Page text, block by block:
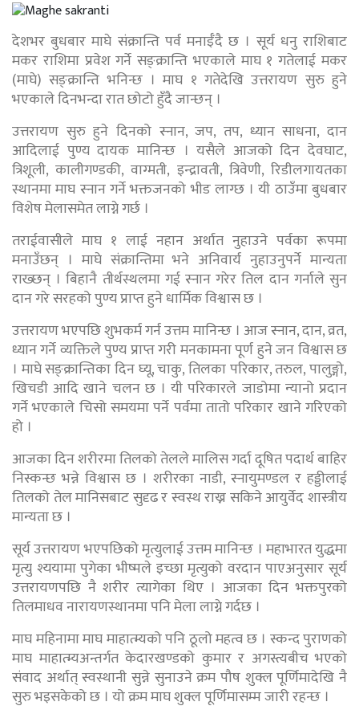
देशभर बुधबार माघे संक्रान्ति पर्व मनाईँदै छ । सूर्य धनु राशिबाट
मकर राशिमा प्रवेश गर्ने सङ्क्रान्ति भएकाले माघ १ गतेलाई मकर
(माघे) सङ्क्रान्ति भनिन्छ । माघ १ गतेदेखि उत्तरायण सुरु हुने
भएकाले दिनभन्दा रात छोटो हुँदै जान्छन् ।
उत्तरायण सुरु हुने दिनको स्नान, जप, तप, ध्यान साधना, दान
आदिलाई पुण्य दायक मानिन्छ । यसैले आजको दिन देवघाट,
त्रिशूली, कालीगण्डकी, वाग्मती, इन्द्रावती, त्रिवेणी, रिडीलगायतका
स्थानमा माघ स्नान गर्ने भक्तजनको भीड लाग्छ । यी ठाउँमा बुधबार
विशेष मेलासमेत लाग्ने गर्छ ।
तराईवासीले माघ १ लाई नहान अर्थात नुहाउने पर्वका रूपमा
मनाउँछन् । माघे संक्रान्तिमा भने अनिवार्य नुहाउनुपर्ने मान्यता
राख्छन् । बिहानै तीर्थस्थलमा गई स्नान गरेर तिल दान गर्नाले सुन
दान गरे सरहको पुण्य प्राप्त हुने धार्मिक विश्वास छ ।
उत्तरायण भएपछि शुभकर्म गर्न उत्तम मानिन्छ । आज स्नान, दान, व्रत,
ध्यान गर्ने व्यक्तिले पुण्य प्राप्त गरी मनकामना पूर्ण हुने जन विश्वास छ
। माघे सङ्क्रान्तिका दिन घ्यू, चाकु, तिलका परिकार, तरुल, पालुङ्गो,
खिचडी आदि खाने चलन छ । यी परिकारले जाडोमा न्यानो प्रदान
गर्ने भएकाले चिसो समयमा पर्ने पर्वमा तातो परिकार खाने गरिएको
हो ।
आजका दिन शरीरमा तिलको तेलले मालिस गर्दा दूषित पदार्थ बाहिर
निस्कन्छ भन्ने विश्वास छ । शरीरका नाडी, स्नायुमण्डल र हड्डीलाई
तिलको तेल मानिसबाट सुदृढ र स्वस्थ राख्न सकिने आयुर्वेद शास्त्रीय
मान्यता छ ।
सूर्य उत्तरायण भएपछिको मृत्युलाई उत्तम मानिन्छ । महाभारत युद्धमा
मृत्यु श्ययामा पुगेका भीष्मले इच्छा मृत्युको वरदान पाएअनुसार सूर्य
उत्तरायणपछि नै शरीर त्यागेका थिए । आजका दिन भक्तपुरको
तिलमाधव नारायणस्थानमा पनि मेला लाग्ने गर्दछ ।
माघ महिनामा माघ माहात्म्यको पनि ठूलो महत्व छ । स्कन्द पुराणको
माघ माहात्म्यअन्तर्गत केदारखण्डको कुमार र अगस्त्यबीच भएको
संवाद अर्थात् स्वस्थानी सुन्ने सुनाउने क्रम पौष शुक्ल पूर्णिमादेखि नै
सुरु भइसकेको छ । यो क्रम माघ शुक्ल पूर्णिमासम्म जारी रहन्छ ।